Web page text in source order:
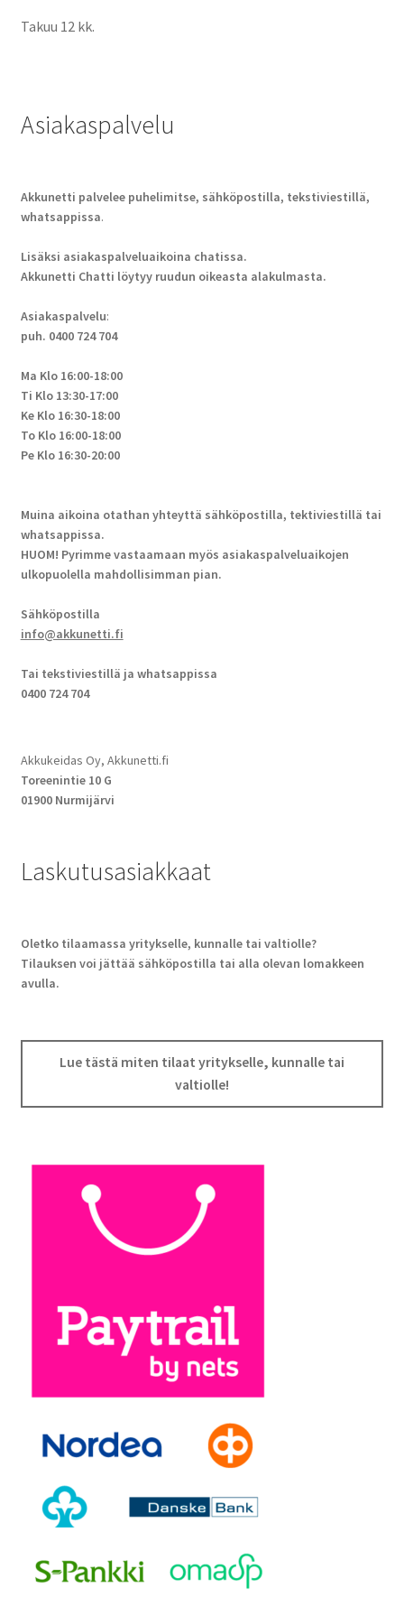
Takuu 12 kk.
Asiakaspalvelu
Akkunetti palvelee puhelimitse, sähköpostilla, tekstiviestillä,
whatsappissa.
Lisäksi asiakaspalveluaikoina chatissa.
Akkunetti Chatti löytyy ruudun oikeasta alakulmasta.
Asiakaspalvelu:
puh. 0400 724 704
Ma Klo 16:00-18:00
Ti Klo 13:30-17:00
Ke Klo 16:30-18:00
To Klo 16:00-18:00
Pe Klo 16:30-20:00
Muina aikoina otathan yhteyttä sähköpostilla, tektiviestillä tai
whatsappissa.
HUOM! Pyrimme vastaamaan myös asiakaspalveluaikojen
ulkopuolella mahdollisimman pian.
Sähköpostilla
info@akkunetti.fi
Tai tekstiviestillä ja whatsappissa
0400 724 704
Akkukeidas Oy, Akkunetti.fi
Toreenintie 10 G
01900 Nurmijärvi
Laskutusasiakkaat
Oletko tilaamassa yritykselle, kunnalle tai valtiolle?
Tilauksen voi jättää sähköpostilla tai alla olevan lomakkeen
avulla.
Lue tästä miten tilaat yritykselle, kunnalle tai
valtiolle!